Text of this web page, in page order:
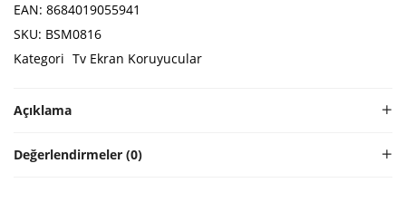
EAN: 8684019055941
SKU: BSM0816
Kategori Tv Ekran Koruyucular
Açıklama
Değerlendirmeler (0)